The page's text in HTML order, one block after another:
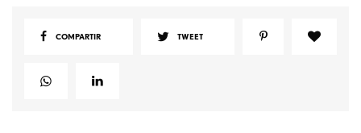
COMPARTIR TWEET